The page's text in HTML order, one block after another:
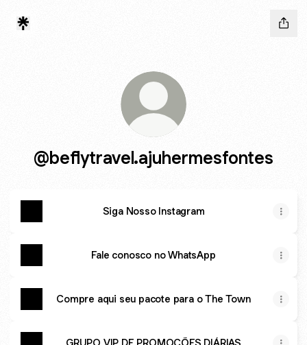
@beflytravel.ajuhermesfontes
Siga Nosso Instagram
Fale conosco no WhatsApp
Compre aqui seu pacote para o The Town